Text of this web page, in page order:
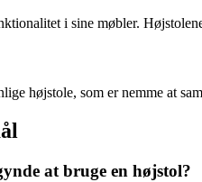
i sine møbler.
højstole, som er nemme at
at bruge en højstol?